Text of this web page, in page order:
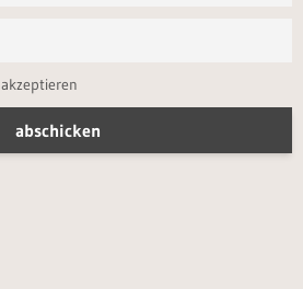
akzeptieren